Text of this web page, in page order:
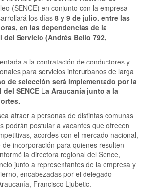
(SENCE) en conjunto con la empresa
los días 8 y 9 de julio, entre las
en las dependencias de la
del Servicio (Andrés Bello 792,
a la contratación de conductores y
para servicios interurbanos de larga
de selección será implementado por la
del SENCE La Araucanía junto a la
atraer a personas de distintas comunas
podrán postular a vacantes que ofrecen
acordes con el mercado nacional,
incorporación para quienes resulten
la directora regional del Sence,
junto a representantes de la empresa y
encabezadas por el delegado
Francisco Ljubetic.